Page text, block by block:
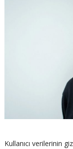
Kullanıcı verilerinin